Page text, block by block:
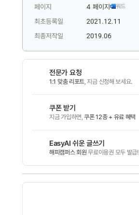
페이지 4 페이지 워드
최초등록일
2021.12.11
최종저작일
2019.06
전문가 요청
1:1 맞춤 리포트, 지금 신청해 보세요.
쿠폰 받기
지금 가입하면,쿠폰 12종 + 유료 혜택
EasyAI 쉬운 글쓰기
해피캠퍼스 회원 무료이용권 모두 발급!